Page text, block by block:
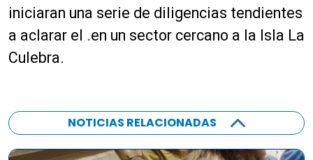
iniciaran una serie de diligencias tendientes
a aclarar el .en un sector cercano a la Isla La
Culebra.
NOTICIAS RELACIONADAS